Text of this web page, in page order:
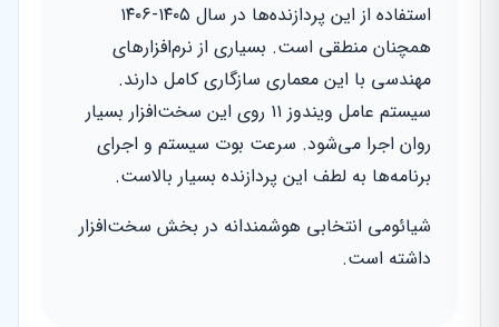
استفاده از این پردازنده‌ها در سال ۱۴۰۵-۱۴۰۶
همچنان منطقی است. بسیاری از نرم‌افزارهای
مهندسی با این معماری سازگاری کامل دارند.
سیستم عامل ویندوز ۱۱ روی این سخت‌افزار بسیار
روان اجرا می‌شود. سرعت بوت سیستم و اجرای
برنامه‌ها به لطف این پردازنده بسیار بالاست.
شیائومی انتخابی هوشمندانه در بخش سخت‌افزار
داشته است.